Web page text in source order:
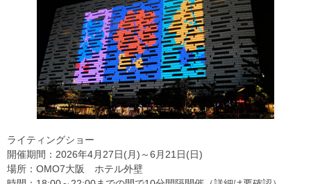
ライティングショー
開催期間：2026年4月27日(月)～6月21日(日)
場所：OMO7大阪 ホテル外壁